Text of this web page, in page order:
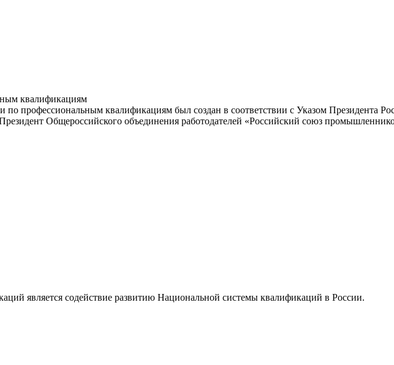
квалификациям
профессиональным квалификациям был создан в соответствии с Указом Президента
Общероссийского объединения работодателей «Российский союз
является содействие развитию Национальной системы квалификаций в России.